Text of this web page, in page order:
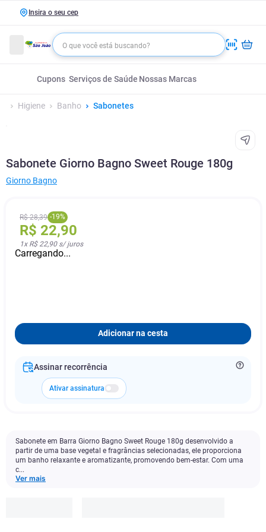
Insira o seu cep
Cupons Serviços de Saúde Nossas Marcas
Higiene Banho Sabonetes
Sabonete Giorno Bagno Sweet Rouge 180g
Giorno Bagno
R$ 28,39 -19%
R$ 22,90
1x R$ 22,90s/ juros
Carregando...
Adicionar na cesta
Assinar recorrência
Ativar assinatura
Sabonete em Barra Giorno Bagno Sweet Rouge 180g desenvolvido a
partir de uma base vegetal e fragrâncias selecionadas, ele proporciona
um banho relaxante e aromatizante, promovendo bem-estar. Com uma
c...
Ver mais